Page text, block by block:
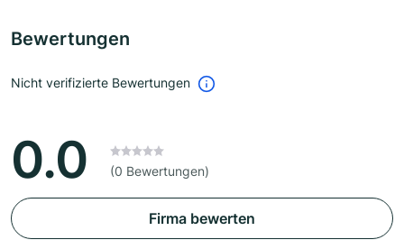
Bewertungen
Nicht verifizierte Bewertungen
0.0 (0 Bewertungen)
Firma bewerten